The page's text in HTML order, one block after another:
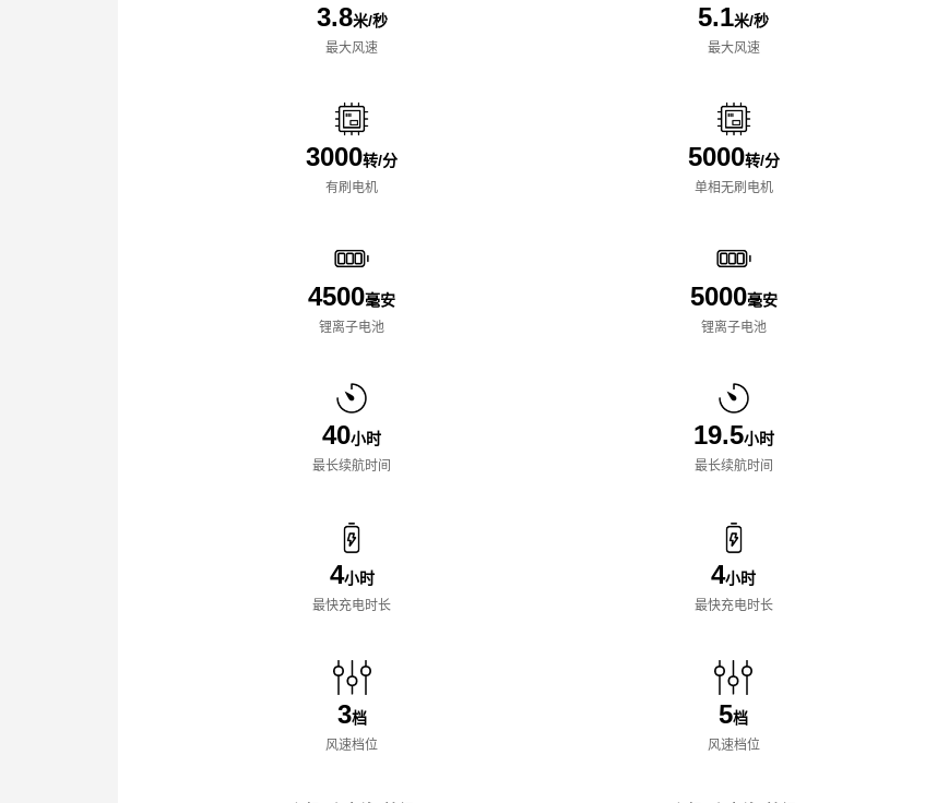
3.8米/秒
最大风速
3000转/分
有刷电机
4500毫安
锂离子电池
40小时
最长续航时间
4小时
最快充电时长
3档
风速档位
5.1米/秒
最大风速
5000转/分
单相无刷电机
5000毫安
锂离子电池
19.5小时
最长续航时间
4小时
最快充电时长
5档
风速档位